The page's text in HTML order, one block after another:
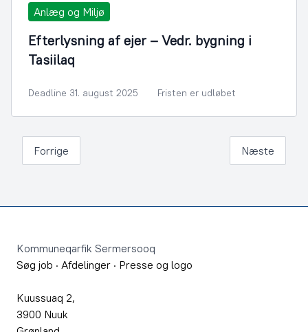
Anlæg og Miljø
Efterlysning af ejer – Vedr. bygning i
Tasiilaq
Deadline 31. august 2025 Fristen er udløbet
Forrige Næste
Kommuneqarfik Sermersooq
Søg job · Afdelinger · Presse og logo
Kuussuaq 2,
3900 Nuuk